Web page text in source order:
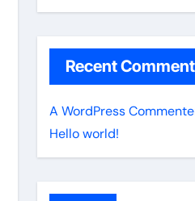
Recent
A WordPress
Hello world!